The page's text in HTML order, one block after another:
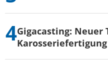
Gigacasting: Neuer